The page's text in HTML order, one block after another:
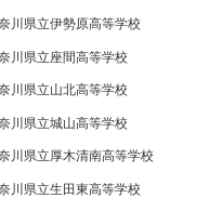
川県立伊勢原高等学校
川県立座間高等学校
川県立山北高等学校
川県立城山高等学校
川県立厚木清南高等学校
川県立生田東高等学校